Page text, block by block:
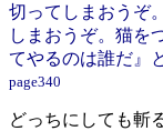
切ってしまおうぞ
しまおうぞ。猫を
てやるのは誰だ』
page340
どっちにしても斬